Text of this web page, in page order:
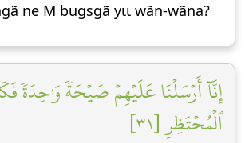
ne M bugsgã yɩɩ wãn-wãna?
إِنَّآ أَرۡسَلۡنَا عَلَيۡهِمۡ صَيۡحَةٗ وَٰحِدَةٗ
ٱلۡمُحۡتَظِرِ [٣١]